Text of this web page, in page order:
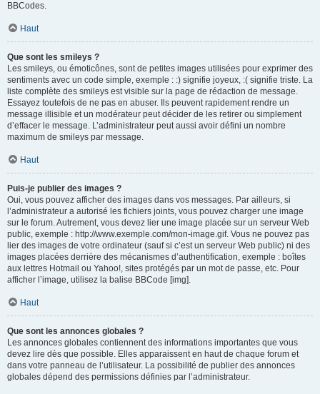
BBCodes.
Haut
Que sont les smileys ?
Les smileys, ou émoticônes, sont de petites images utilisées pour exprimer des
sentiments avec un code simple, exemple : :) signifie joyeux, :( signifie triste. La
liste complète des smileys est visible sur la page de rédaction de message.
Essayez toutefois de ne pas en abuser. Ils peuvent rapidement rendre un
message illisible et un modérateur peut décider de les retirer ou simplement
d’effacer le message. L’administrateur peut aussi avoir défini un nombre
maximum de smileys par message.
Haut
Puis-je publier des images ?
Oui, vous pouvez afficher des images dans vos messages. Par ailleurs, si
l’administrateur a autorisé les fichiers joints, vous pouvez charger une image
sur le forum. Autrement, vous devez lier une image placée sur un serveur Web
public, exemple : http://www.exemple.com/mon-image.gif. Vous ne pouvez pas
lier des images de votre ordinateur (sauf si c’est un serveur Web public) ni des
images placées derrière des mécanismes d’authentification, exemple : boîtes
aux lettres Hotmail ou Yahoo!, sites protégés par un mot de passe, etc. Pour
afficher l’image, utilisez la balise BBCode [img].
Haut
Que sont les annonces globales ?
Les annonces globales contiennent des informations importantes que vous
devez lire dès que possible. Elles apparaissent en haut de chaque forum et
dans votre panneau de l’utilisateur. La possibilité de publier des annonces
globales dépend des permissions définies par l’administrateur.